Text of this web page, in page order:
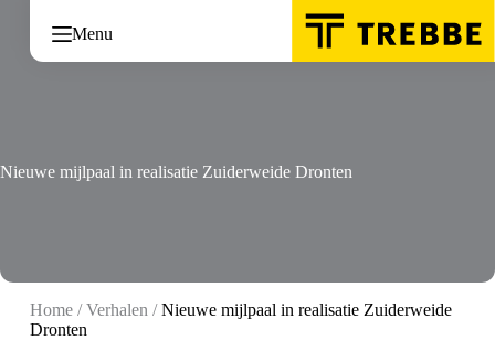
inhoud
Menu
Nieuwe mijlpaal in realisatie Zuiderweide Dronten
Home/Verhalen /Nieuwe mijlpaal in realisatie Zuiderweide
Dronten